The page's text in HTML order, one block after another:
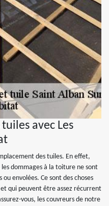
avec Les
des tuiles. En effet,
dommages à la toiture ne sont
envolées. Ce sont des choses
qui peuvent être assez récurrent
vous, les couvreurs de notre